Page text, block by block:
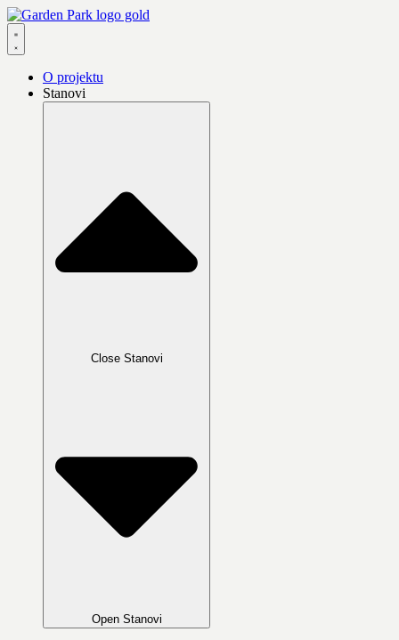
Skip
to
content
O projektu
Stanovi
Close Stanovi
Open Stanovi